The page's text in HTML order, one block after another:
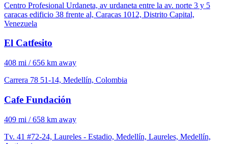
Centro Profesional Urdaneta, av urdaneta entre la av. norte 3 y 5
caracas edificio 38 frente al, Caracas 1012, Distrito Capital,
Venezuela
El Catfesito
408 mi / 656 km away
Carrera 78 51-14, Medellín, Colombia
Cafe Fundación
409 mi / 658 km away
Tv. 41 #72-24, Laureles - Estadio, Medellín, Laureles, Medellín,